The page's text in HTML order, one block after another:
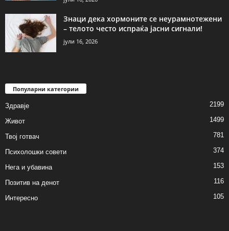
Знаци дека хормоните се неурамнотежени
– телото често испраќа јасни сигнали!
јули 16, 2026
Популарни категории
Здравје 2199
Живот 1499
Твој готвач 781
Психолошки совети 374
Нега и убавина 153
Позитив на денот 116
Интересно 105